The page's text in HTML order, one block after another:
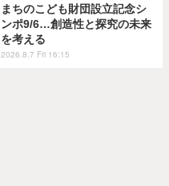
まちのこども財団設立記念シ
ンポ9/6…創造性と探究の未来
を考える
2026.8.7 Fri 16:15